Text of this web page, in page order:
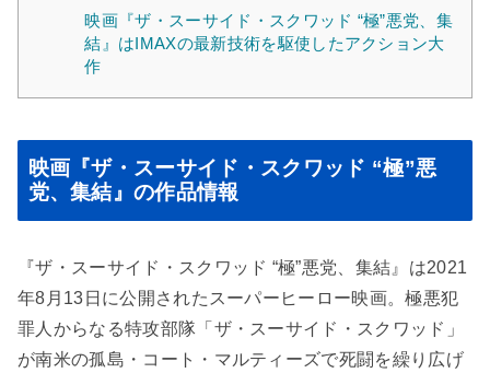
映画『ザ・スーサイド・スクワッド “極”悪党、集
結』はIMAXの最新技術を駆使したアクション大
作
映画『ザ・スーサイド・スクワッド “極”悪
党、集結』の作品情報
『ザ・スーサイド・スクワッド “極”悪党、集結』は2021
年8月13日に公開されたスーパーヒーロー映画。極悪犯
罪人からなる特攻部隊「ザ・スーサイド・スクワッド」
が南米の孤島・コート・マルティーズで死闘を繰り広げ